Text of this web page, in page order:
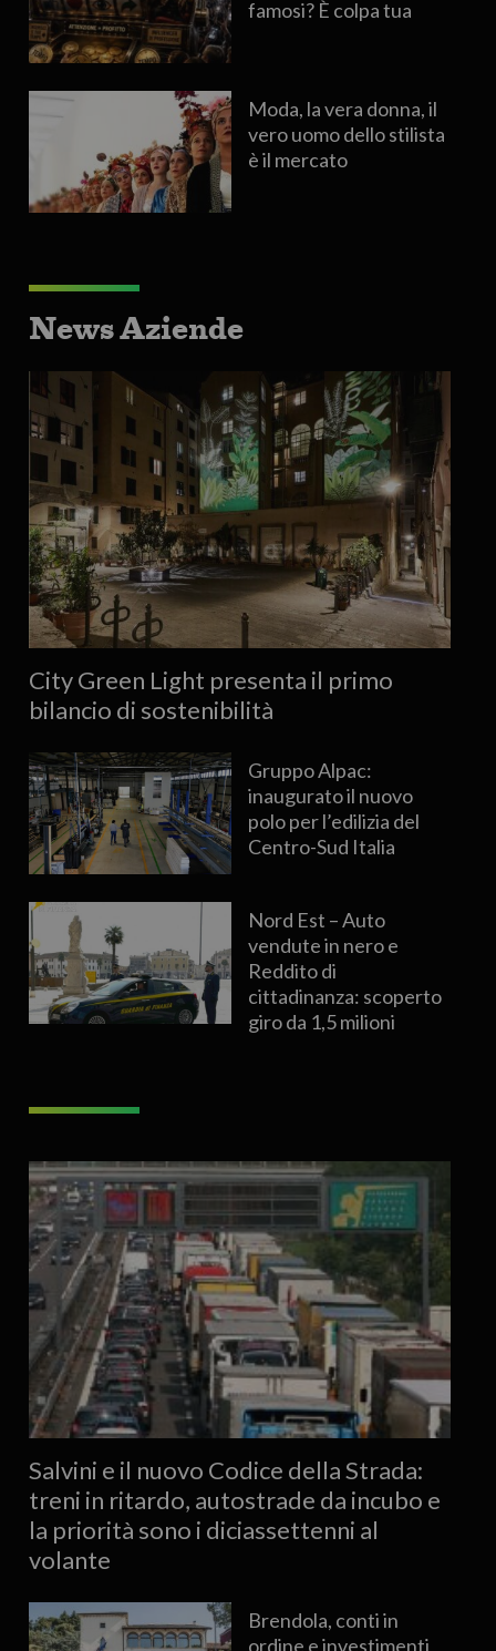
famosi? È colpa tua
Moda, la vera donna, il
vero uomo dello stilista
è il mercato
News Aziende
City Green Light presenta il primo
bilancio di sostenibilità
Gruppo Alpac:
inaugurato il nuovo
polo per l’edilizia del
Centro-Sud Italia
Nord Est – Auto
vendute in nero e
Reddito di
cittadinanza: scoperto
giro da 1,5 milioni
Salvini e il nuovo Codice della Strada:
treni in ritardo, autostrade da incubo e
la priorità sono i diciassettenni al
volante
Brendola, conti in
ordine e investimenti